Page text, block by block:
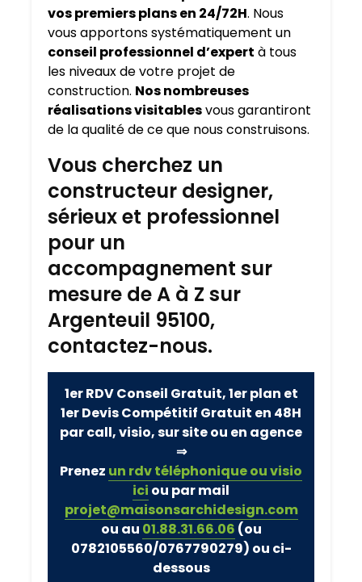
vos premiers plans en 24/72H. Nous
vous apportons systématiquement un
conseil professionnel d’expert à tous
les niveaux de votre projet de
construction. Nos nombreuses
réalisations visitablesvous garantiront
de la qualité de ce que nous construisons.
Vous cherchez un
constructeur designer,
sérieux et professionnel
pour un
accompagnement sur
mesure de A à Z sur
Argenteuil 95100,
contactez-nous.
1er RDV Conseil Gratuit, 1er plan et
1er Devis Compétitif Gratuit en 48H
par call, visio, sur site ou en agence
⇒
Prenez un rdv téléphonique ou visio
ici ou par mail
projet@maisonsarchidesign.com
ou au 01.88.31.66.06 (ou
0782105560/0767790279) ou ci-
dessous